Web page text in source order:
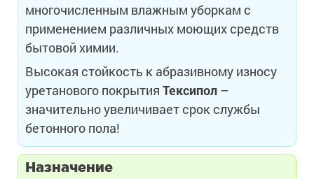
многочисленным влажным уборкам с
применением различных моющих средств
бытовой химии.
Высокая стойкость к абразивному износу
уретанового покрытия Тексипол –
значительно увеличивает срок службы
бетонного пола!
Назначение